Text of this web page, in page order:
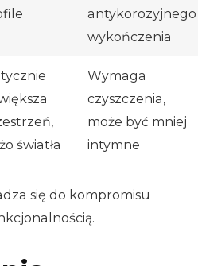
antykorozyjnego
wykończenia
światła
Wymaga
czyszczenia,
może być mniej
intymne
się do kompromisu